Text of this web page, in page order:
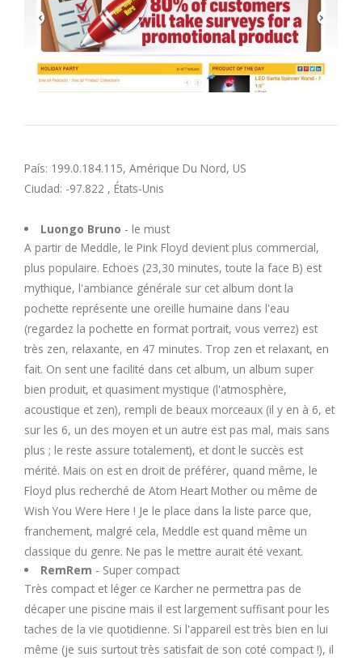
Q
R
S
T
V
W
Y
Z
País: 199.0.184.115, Amérique Du Nord, US
Ciudad: -97.822 , États-Unis
Luongo Bruno - le must
A partir de Meddle, le Pink Floyd devient plus commercial,
plus populaire. Echoes (23,30 minutes, toute la face B) est
mythique, l'ambiance générale sur cet album dont la
pochette représente une oreille humaine dans l'eau
(regardez la pochette en format portrait, vous verrez) est
très zen, relaxante, en 47 minutes. Trop zen et relaxant, en
fait. On sent une facilité dans cet album, un album super
bien produit, et quasiment mystique (l'atmosphère,
acoustique et zen), rempli de beaux morceaux (il y en à 6, et
sur les 6, un des moyen et un autre est pas mal, mais sans
plus ; le reste assure totalement), et dont le succès est
mérité. Mais on est en droit de préférer, quand même, le
Floyd plus recherché de Atom Heart Mother ou même de
Wish You Were Here ! Je le place dans la liste parce que,
franchement, malgré cela, Meddle est quand même un
classique du genre. Ne pas le mettre aurait été vexant.
RemRem - Super compact
Très compact et léger ce Karcher ne permettra pas de
décaper une piscine mais il est largement suffisant pour les
taches de la vie quotidienne. Si l'appareil est très bien en lui
même (je suis surtout très satisfait de son coté compact !), il